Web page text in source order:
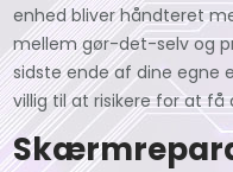
enhed bliver håndteret
mellem gør-det-selv og
sidste ende af dine egne
villig til at risikere for at